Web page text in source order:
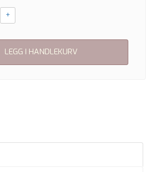
+
LEGG I HANDLEKURV